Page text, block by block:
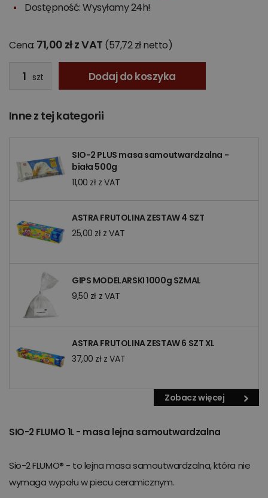
Dostępność: Wysyłamy 24h!
Cena: 71,00 zł z VAT (57,72 zł netto)
szt Dodaj do koszyka
Inne z tej kategorii
SIO-2 PLUS masa samoutwardzalna -
biała 500g
11,00 zł z VAT
ASTRA FRUTOLINA ZESTAW 4 SZT
25,00 zł z VAT
GIPS MODELARSKI 1000g SZMAL
9,50 zł z VAT
ASTRA FRUTOLINA ZESTAW 6 SZT XL
37,00 zł z VAT
Zobacz więcej
SIO-2 FLUMO 1L - masa lejna samoutwardzalna
Sio-2 FLUMO® - to lejna masa samoutwardzalna, która nie
wymaga wypału w piecu ceramicznym.